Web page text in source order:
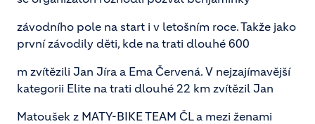
závodního pole na start i v letošním roce. Takže jako
první závodily děti, kde na trati dlouhé 600
m zvítězili Jan Jíra a Ema Červená. V nejzajímavější
kategorii Elite na trati dlouhé 22 km zvítězil Jan
Matoušek z MATY-BIKE TEAM ČL a mezi ženami